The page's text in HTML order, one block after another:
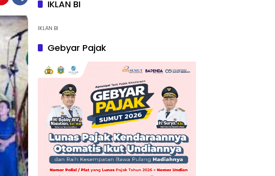
IKLAN BI
IKLAN BI
Gebyar Pajak